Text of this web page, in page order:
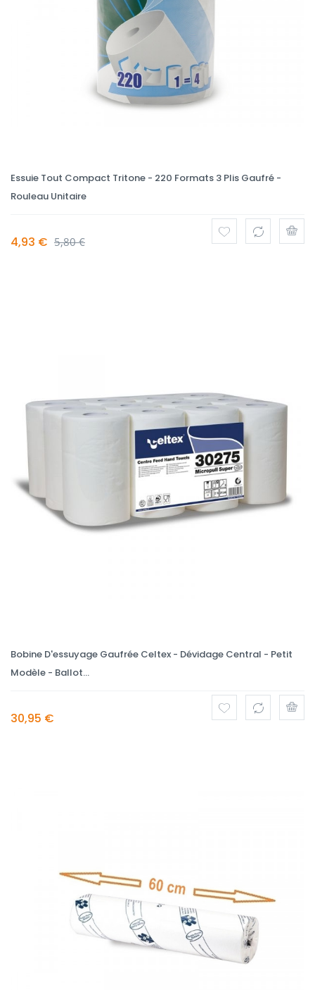
Essuie Tout Compact Tritone - 220 Formats 3 Plis Gaufré -
Rouleau Unitaire
4,93 € 5,80 €
Bobine D'essuyage Gaufrée Celtex - Dévidage Central - Petit
Modèle - Ballot...
30,95 €